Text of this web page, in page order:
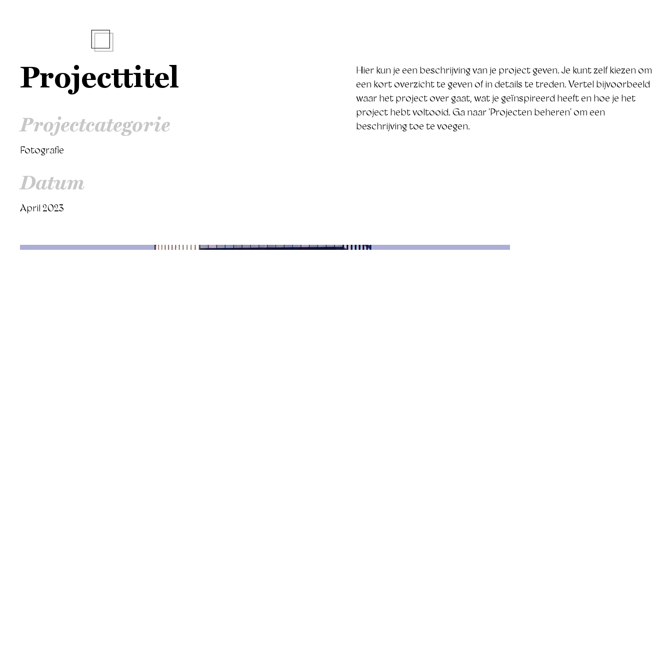
Projecttitel
Projectcategorie
Fotografie
Datum
April 2023
Hier kun je een beschrijving van je project geven. Je kunt zelf kiezen om
een kort overzicht te geven of in details te treden. Vertel bijvoorbeeld
waar het project over gaat, wat je geïnspireerd heeft en hoe je het
project hebt voltooid. Ga naar 'Projecten beheren' om een
beschrijving toe te voegen.